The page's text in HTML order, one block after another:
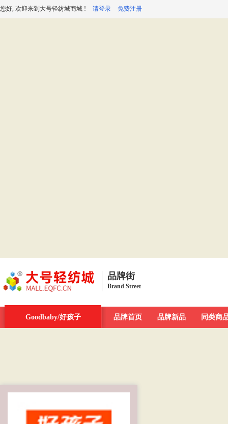
您好, 欢迎来到大号轻纺城商城 ! 请登录 免费注册
品牌街
Brand Street
一周新发现 今日最大牌 新品发布汇 品牌库
Goodbaby/好孩子 品牌首页 品牌新品 同类商